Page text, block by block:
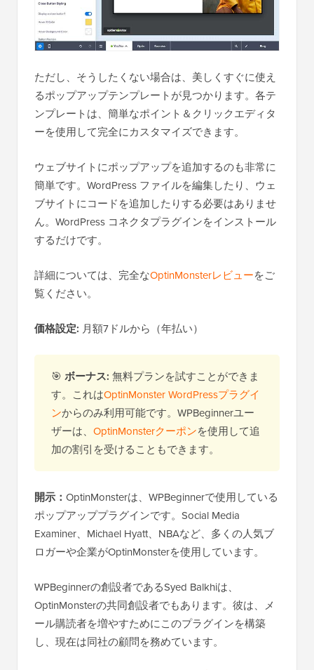
ただし、そうしたくない場合は、美しくすぐに使え
るポップアップテンプレートが見つかります。各テ
ンプレートは、簡単なポイント＆クリックエディタ
ーを使用して完全にカスタマイズできます。
ウェブサイトにポップアップを追加するのも非常に
簡単です。WordPress ファイルを編集したり、ウェ
ブサイトにコードを追加したりする必要はありませ
ん。WordPress コネクタプラグインをインストール
するだけです。
詳細については、完全なOptinMonsterレビューをご
覧ください。
価格設定: 月額7ドルから（年払い）
🎯 ボーナス: 無料プランを試すことができま
す。これはOptinMonster WordPressプラグイ
ンからのみ利用可能です。WPBeginnerユー
ザーは、 OptinMonsterクーポンを使用して追
加の割引を受けることもできます。
開示： OptinMonsterは、WPBeginnerで使用している
ポップアッププラグインです。Social Media
Examiner、Michael Hyatt、NBAなど、多くの人気ブ
ロガーや企業がOptinMonsterを使用しています。
WPBeginnerの創設者であるSyed Balkhiは、
OptinMonsterの共同創設者でもあります。彼は、メ
ール購読者を増やすためにこのプラグインを構築
し、現在は同社の顧問を務めています。